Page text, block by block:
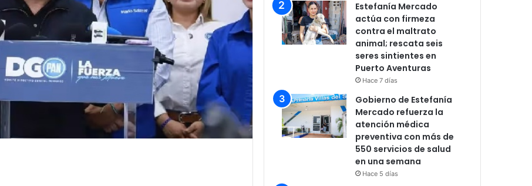
Estefanía Mercado
actúa con firmeza
contra el maltrato
animal; rescata seis
seres sintientes en
Puerto Aventuras
Hace 7 días
Gobierno de Estefanía
Mercado refuerza la
atención médica
preventiva con más de
550 servicios de salud
en una semana
Hace 5 días